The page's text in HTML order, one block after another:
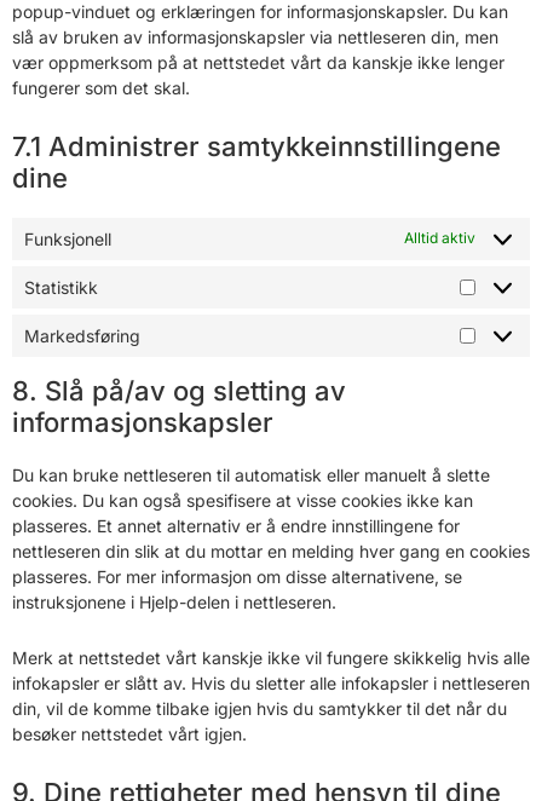
popup-vinduet og erklæringen for informasjonskapsler. Du kan
slå av bruken av informasjonskapsler via nettleseren din, men
vær oppmerksom på at nettstedet vårt da kanskje ikke lenger
fungerer som det skal.
7.1 Administrer samtykkeinnstillingene
dine
Funksjonell Alltid aktiv
Statistikk
Markedsføring
8. Slå på/av og sletting av
informasjonskapsler
Du kan bruke nettleseren til automatisk eller manuelt å slette
cookies. Du kan også spesifisere at visse cookies ikke kan
plasseres. Et annet alternativ er å endre innstillingene for
nettleseren din slik at du mottar en melding hver gang en cookies
plasseres. For mer informasjon om disse alternativene, se
instruksjonene i Hjelp-delen i nettleseren.
Merk at nettstedet vårt kanskje ikke vil fungere skikkelig hvis alle
infokapsler er slått av. Hvis du sletter alle infokapsler i nettleseren
din, vil de komme tilbake igjen hvis du samtykker til det når du
besøker nettstedet vårt igjen.
9. Dine rettigheter med hensyn til dine